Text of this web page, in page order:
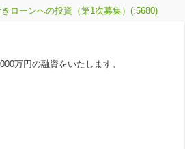
ローンへの投資（第1次募集）(:5680)
万円の融資をいたします。